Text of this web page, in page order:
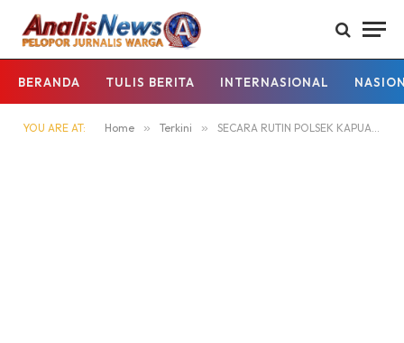
BERANDA TULIS BERITA INTERNASIONAL
YOU ARE AT: Home » Terkini » SECARA RUTIN POLSEK KAPUAS HULU LAKUKAN SOSIALISASI CEGAH PENYALAHGUNAAN NARKOBA